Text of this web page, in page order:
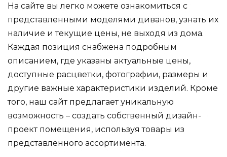
На сайте вы легко можете ознакомиться с
представленными моделями диванов, узнать их
наличие и текущие цены, не выходя из дома.
Каждая позиция снабжена подробным
описанием, где указаны актуальные цены,
доступные расцветки, фотографии, размеры и
другие важные характеристики изделий. Кроме
того, наш сайт предлагает уникальную
возможность – создать собственный дизайн-
проект помещения, используя товары из
представленного ассортимента.